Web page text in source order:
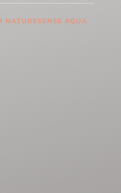
NATURESENSE AQUA